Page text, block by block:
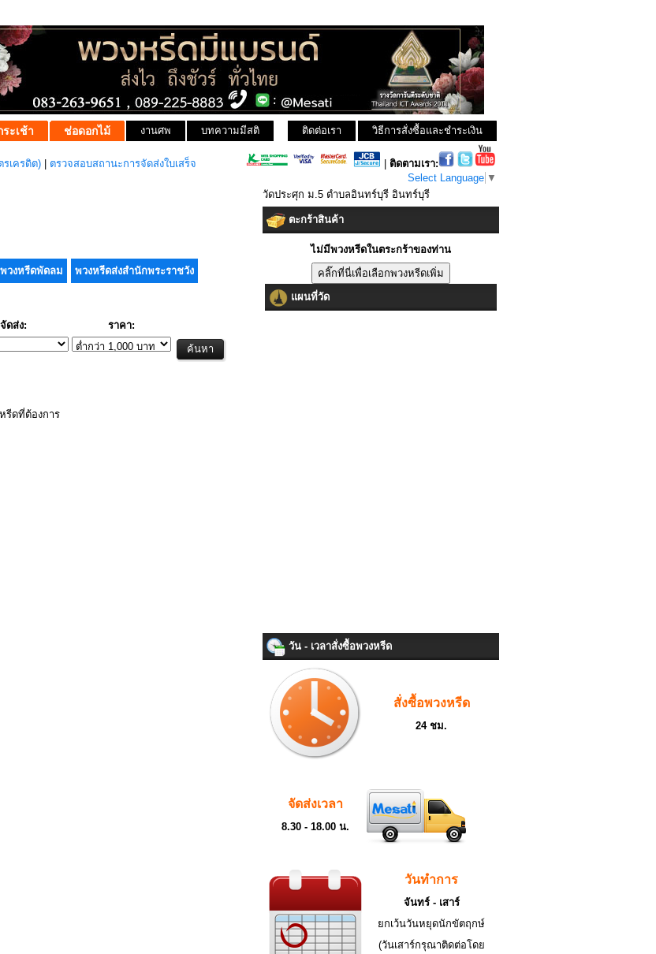
ระเช้า ช่อดอกไม้ งานศพ บทความมีสติ วิธีการสั่งซื้อและชำระเงิน
ติดต่อเรา
รเครดิต) ตรวจสอบสถานะการจัดส่งใบเสร็จ
ติดตามเรา:
Select Language ▼
พวงหรีดพัดลม พวงหรีดส่งสำนักพระราชวัง
ดส่ง: ราคา:
รีดที่ต้องการ
วัดประศุก ม.5 ตำบลอินทร์บุรี อินทร์บุรี
ตะกร้าสินค้า
ไม่มีพวงหรีดในตระกร้าของท่าน
แผนที่วัด
วัน - เวลาสั่งซื้อพวงหรีด
สั่งซื้อพวงหรีด
24 ชม.
จัดส่งเวลา
8.30 - 18.00 น.
วันทำการ
จันทร์ - เสาร์
ยกเว้นวันหยุดนักขัตฤกษ์
(วันเสาร์กรุณาติดต่อโดย